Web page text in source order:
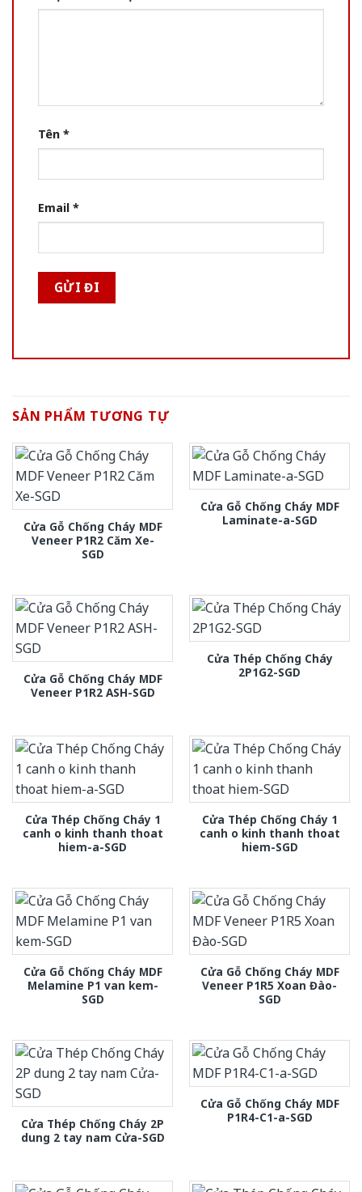
Tên *
Email *
SẢN PHẨM TƯƠNG TỰ
Cửa Gỗ Chống Cháy MDF
Veneer P1R2 Căm Xe-
SGD
Cửa Gỗ Chống Cháy MDF
Laminate-a-SGD
Cửa Gỗ Chống Cháy MDF
Veneer P1R2 ASH-SGD
Cửa Thép Chống Cháy
2P1G2-SGD
Cửa Thép Chống Cháy 1
canh o kinh thanh thoat
hiem-a-SGD
Cửa Thép Chống Cháy 1
canh o kinh thanh thoat
hiem-SGD
Cửa Gỗ Chống Cháy MDF
Melamine P1 van kem-
SGD
Cửa Gỗ Chống Cháy MDF
Veneer P1R5 Xoan Đào-
SGD
Cửa Thép Chống Cháy 2P
dung 2 tay nam Cửa-SGD
Cửa Gỗ Chống Cháy MDF
P1R4-C1-a-SGD